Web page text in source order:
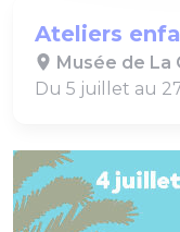
Ateliers
Musée de La
Du 5 juillet au